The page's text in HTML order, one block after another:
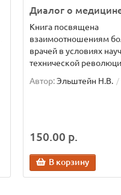
Диалог о
Книга посвящена
взаимоотношениям
врачей в условиях
технической
Автор:Эльштейн Н.В.
150.00 р.
В корзину